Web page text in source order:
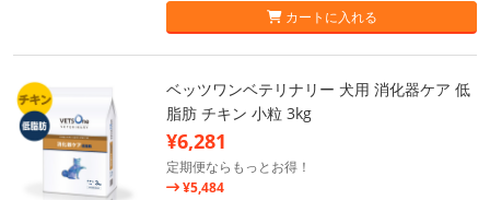
カートに入れる
ベッツワンベテリナリー 犬用 消化器ケア 低
脂肪 チキン 小粒 3kg
¥6,281
定期便ならもっとお得！
¥5,484